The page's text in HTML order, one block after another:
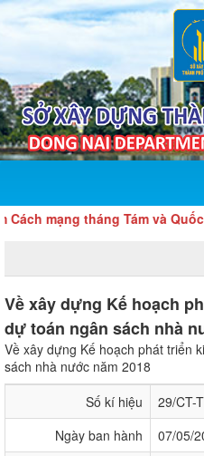
mạng tháng Tám và Quốc
Về xây dựng Kế hoạch
dự toán ngân sách nhà
Về xây dựng Kế hoạch phát triển
sách nhà nước năm 2018
Số kí hiệu
29/CT-
Ngày ban hành
07/05/